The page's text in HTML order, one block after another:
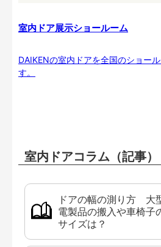
室内ドア展示ショールーム
DAIKENの室内ドアを全国のショー
す。
室内ドアコラム（記事）
ドアの幅の測り方 大
電製品の搬入や車椅子
サイズは？